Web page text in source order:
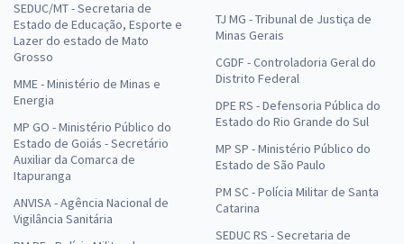
SEDUC/MT - Secretaria de
Estado de Educação, Esporte e
Lazer do estado de Mato
Grosso
MME - Ministério de Minas e
Energia
MP GO - Ministério Público do
Estado de Goiás - Secretário
Auxiliar da Comarca de
Itapuranga
ANVISA - Agência Nacional de
Vigilância Sanitária
TJ MG - Tribunal de Justiça de
Minas Gerais
CGDF - Controladoria Geral do
Distrito Federal
DPE RS - Defensoria Pública do
Estado do Rio Grande do Sul
MP SP - Ministério Público do
Estado de São Paulo
PM SC - Polícia Militar de Santa
Catarina
SEDUC RS - Secretaria de